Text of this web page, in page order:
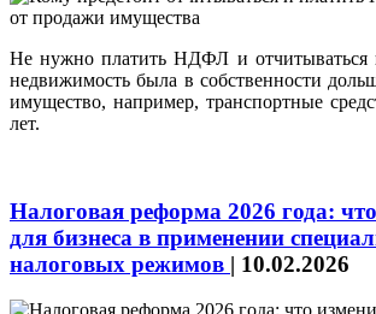
Не нужно платить НДФЛ и отчитываться
недвижимость была в собственности
имущество, например, транспортные
лет.
Налоговая реформа 2026 года:
для бизнеса в применении
налоговых режимов | 10.02.2026